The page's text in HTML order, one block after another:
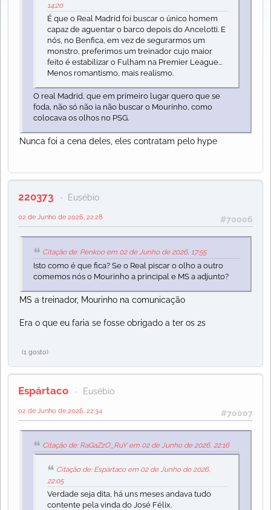
14:20
É que o Real Madrid foi buscar o único homem
capaz de aguentar o barco depois do Ancelotti. E
nós, no Benfica, em vez de segurarmos um
monstro, preferimos um treinador cujo maior
feito é estabilizar o Fulham na Premier League...
Menos romantismo, mais realismo.
O real Madrid, que em primeiro lugar quero que se
foda, não só não ia não buscar o Mourinho, como
colocava os olhos no PSG.
Nunca foi a cena deles, eles contratam pelo hype
220373 Eusébio
#70006
02 de Junho de 2026, 22:28
Citação de: Penkoo em 02 de Junho de 2026, 17:55
Isto como é que fica? Se o Real piscar o olho a outro
comemos nós o Mourinho a principal e MS a adjunto?
MS a treinador, Mourinho na comunicação
Era o que eu faria se fosse obrigado a ter os 2s
(1 gosto)
Espártaco Eusébio
#70007
02 de Junho de 2026, 22:34
Citação de: RaGaZzO_RuY em 02 de Junho de 2026, 22:16
Citação de: Espártaco em 02 de Junho de 2026,
22:05
Verdade seja dita, há uns meses andava tudo
contente pela vinda do José Félix.